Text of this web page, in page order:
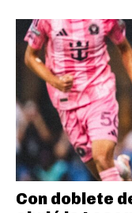
Con doblete